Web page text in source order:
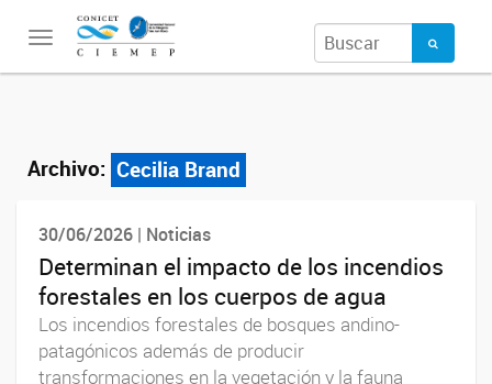
Toggle
navigation
Archivo: Cecilia Brand
30/06/2026 | Noticias
Determinan el impacto de los incendios
forestales en los cuerpos de agua
Los incendios forestales de bosques andino-
patagónicos además de producir
transformaciones en la vegetación y la fauna